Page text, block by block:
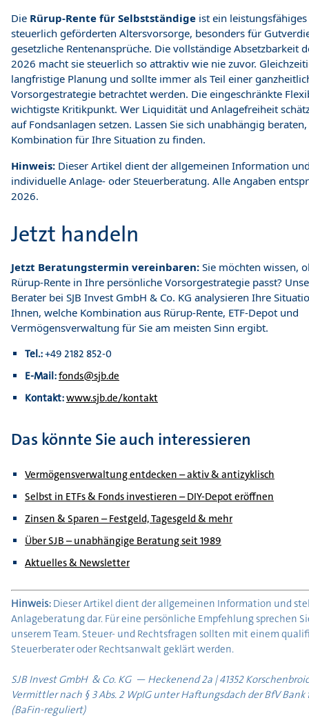
Die Rürup-Rente für Selbstständige ist ein
steuerlich geförderten Altersvorsorge, besonders für
gesetzliche Rentenansprüche. Die vollständige Absetzbarkeit
2026 macht sie steuerlich so attraktiv wie nie zuvor.
langfristige Planung und sollte immer als Teil einer
Vorsorgestrategie betrachtet werden. Die eingeschränkte
wichtigste Kritikpunkt. Wer Liquidität und Anlagefreiheit
auf Fondsanlagen setzen. Lassen Sie sich unabhängig
Kombination für Ihre Situation zu finden.
Hinweis: Dieser Artikel dient der allgemeinen Information
individuelle Anlage- oder Steuerberatung. Alle Angaben
2026.
Jetzt handeln
Jetzt Beratungstermin vereinbaren: Sie möchten wissen,
Rürup-Rente in Ihre persönliche Vorsorgestrategie passt?
Berater bei SJB Invest GmbH & Co. KG analysieren Ihre
Ihnen, welche Kombination aus Rürup-Rente, ETF-Depot und
Vermögensverwaltung für Sie am meisten Sinn ergibt.
Tel.:+49 2182 852-0
E-Mail:fonds@sjb.de
Kontakt:www.sjb.de/kontakt
Das könnte Sie auch interessieren
Vermögensverwaltung entdecken – aktiv & antizyklisch
Selbst in ETFs & Fonds investieren – DIY-Depot eröffnen
Zinsen & Sparen – Festgeld, Tagesgeld & mehr
Über SJB – unabhängige Beratung seit 1989
Aktuelles & Newsletter
Hinweis: Dieser Artikel dient der allgemeinen Information und
Anlageberatung dar. Für eine persönliche Empfehlung sprechen
unserem Team. Steuer- und Rechtsfragen sollten mit einem
Steuerberater oder Rechtsanwalt geklärt werden.
SJB Invest GmbH & Co. KG — Heckenend 2a | 41352
Vermittler nach § 3 Abs. 2 WpIG unter Haftungsdach der BfV Bank
(BaFin-reguliert)